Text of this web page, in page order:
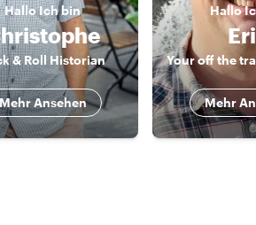
HalloIch bin
& Roll Historian
Mehr Ansehen
Hallo
Mehr